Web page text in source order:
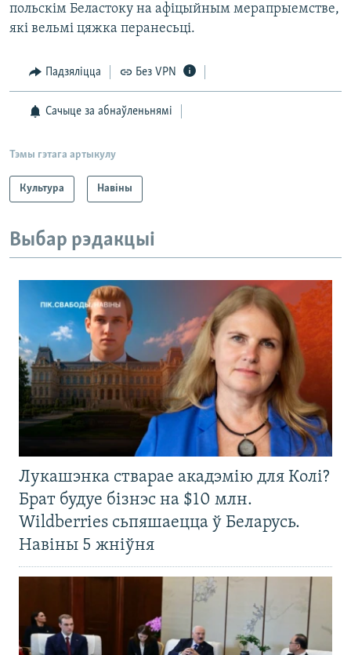
польскім Беластоку на афіцыйным мерапрыемстве,
які вельмі цяжка перанесьці.
Падзяліцца Без VPN
Сачыце за абнаўленьнямі
Тэмы гэтага артыкулу
Культура Навіны
Выбар рэдакцыі
Лукашэнка стварае акадэмію для Колі?
Брат будуе бізнэс на $10 млн.
Wildberries сьпяшаецца ў Беларусь.
Навіны 5 жніўня